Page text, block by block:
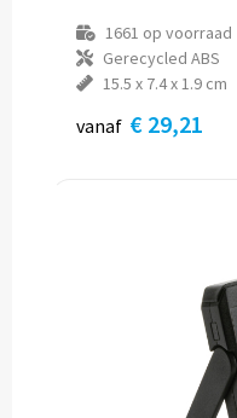
1661 op voorraad
Gerecycled ABS
15.5 x 7.4 x 1.9 cm
vanaf € 29,21